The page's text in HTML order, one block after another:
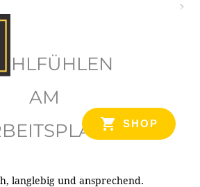
SHOP
AM
langlebig und ansprechend.